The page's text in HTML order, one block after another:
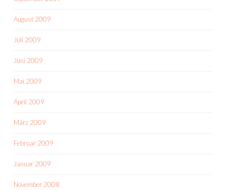
August 2009
Juli 2009
Juni 2009
Mai 2009
April 2009
März 2009
Februar 2009
Januar 2009
November 2008